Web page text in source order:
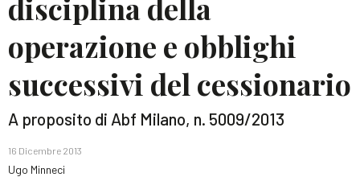
disciplina della
operazione e obblighi
successivi del cessionario
A proposito di Abf Milano, n. 5009/2013
16 Dicembre 2013
Ugo Minneci